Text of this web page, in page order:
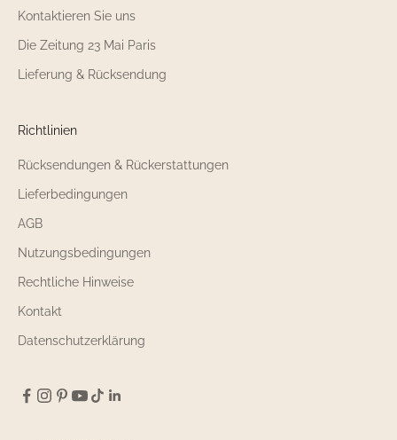
Kontaktieren Sie uns
Die Zeitung 23 Mai Paris
Lieferung & Rücksendung
Richtlinien
Rücksendungen & Rückerstattungen
Lieferbedingungen
AGB
Nutzungsbedingungen
Rechtliche Hinweise
Kontakt
Datenschutzerklärung